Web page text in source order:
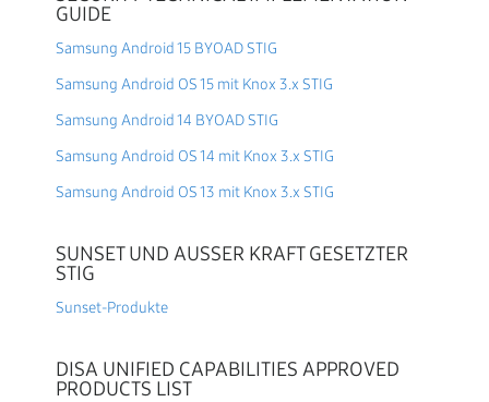
GUIDE
Samsung Android 15 BYOAD STIG
Samsung Android OS 15 mit Knox 3.x STIG
Samsung Android 14 BYOAD STIG
Samsung Android OS 14 mit Knox 3.x STIG
Samsung Android OS 13 mit Knox 3.x STIG
SUNSET UND AUSSER KRAFT GESETZTER
STIG
Sunset-Produkte
DISA UNIFIED CAPABILITIES APPROVED
PRODUCTS LIST